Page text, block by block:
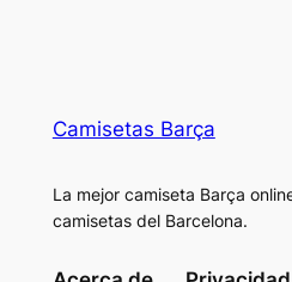
Camisetas Barça
La mejor camiseta Barça
camisetas del Barcelona.